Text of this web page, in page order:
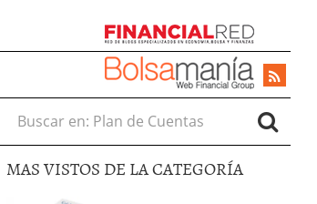
Buscar en:
MAS VISTOS DE LA CATEGORÍA